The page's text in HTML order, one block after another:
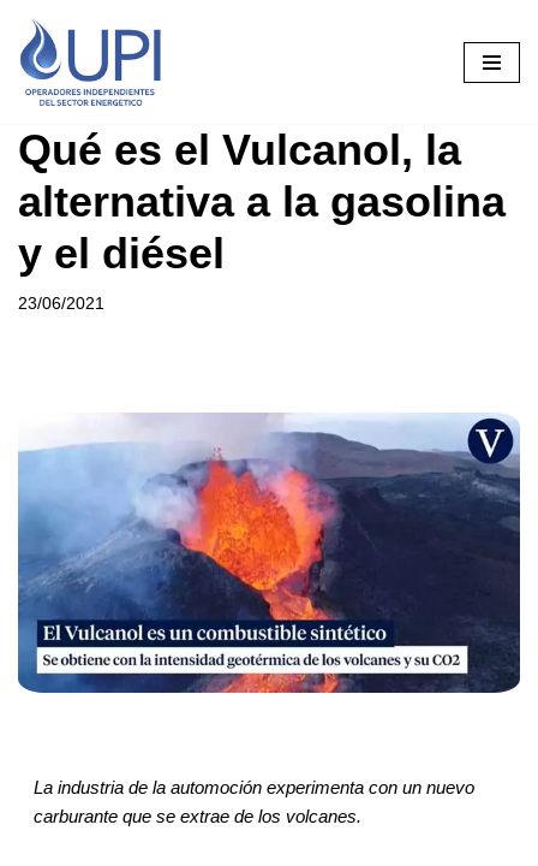
Saltar
al
Qué es el Vulcanol, la
alternativa a la gasolina
y el diésel
23/06/2021
La industria de la automoción experimenta con un nuevo
carburante que se extrae de los volcanes.